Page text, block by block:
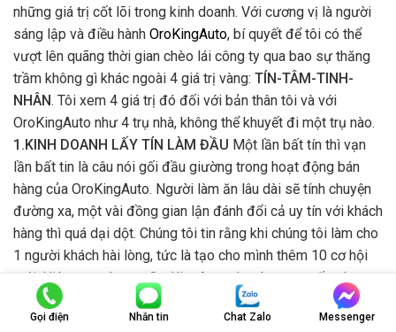
những giá trị cốt lõi trong kinh doanh. Với cương vị là người
sáng lập và điều hành OroKingAuto, bí quyết để tôi có thể
vượt lên quãng thời gian chèo lái công ty qua bao sự thăng
trầm không gì khác ngoài 4 giá trị vàng: TÍN-TÂM-TINH-
NHÂN. Tôi xem 4 giá trị đó đối với bản thân tôi và với
OroKingAuto như 4 trụ nhà, không thể khuyết đi một trụ nào.
1.KINH DOANH LẤY TÍN LÀM ĐẦU Một lần bất tín thì vạn
lần bất tin là câu nói gối đầu giường trong hoạt động bán
hàng của OroKingAuto. Người làm ăn lâu dài sẽ tính chuyện
đường xa, một vài đồng gian lận đánh đổi cả uy tín với khách
hàng thì quá dại dột. Chúng tôi tin rằng khi chúng tôi làm cho
1 người khách hài lòng, tức là tạo cho mình thêm 10 cơ hội
mới. Hiện nay, công ty OroKingAuto chuyên cung cấp phụ
kiện xe hơi chính hãng với mẫu mã đa dạng mà giá cả lại cực
kỳ phải chăng. Sản phẩm chúng tôi trải dài không chỉ từ
Gọi điện Nhắn tin Chat Zalo Messenger